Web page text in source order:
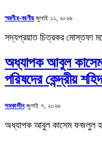
স্মরণীয়-বরণীয় জুলাই ১১, ২০২৬
সদ্যপ্রয়াত চিত্রকর মোস্তফা
অধ্যাপক আবুল
পরিষদের কেন্দ্রীয়
সমকালীন জুলাই ৭, ২০২৬
অধ্যাপক আবুল কাসেম ফজলুল